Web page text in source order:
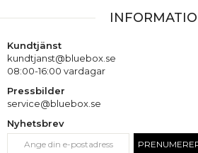
Kundtjänst
kundtjanst@bluebox.se
08:00-16:00 vardagar
Pressbilder
service@bluebox.se
Nyhetsbrev